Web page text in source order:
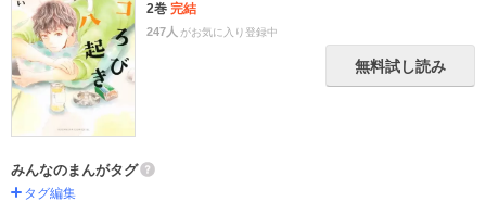
2巻 完結
247人 がお気に入り登録中
無料試し読み
みんなのまんがタグ
タグ編集